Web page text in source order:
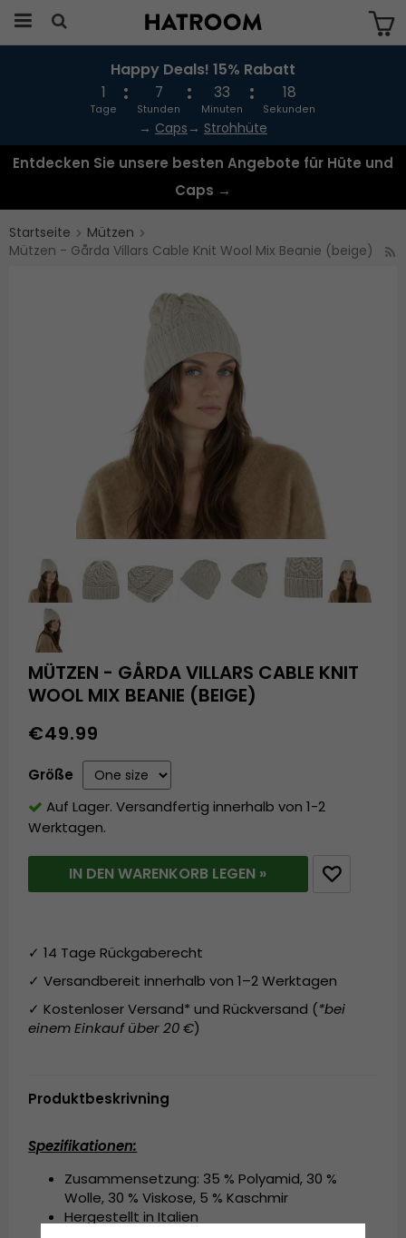
Das Produkt wurde in Ihren Warenkorb
gelegt
Happy Deals! 15% Rabatt
1
Tage
7
Stunden
33
Minuten
18
Sekunden
→ Caps → Strohhüte
Entdecken Sie unsere besten Angebote für Hüte und
Caps →
Startseite
Mützen
Mützen - Gårda Villars Cable Knit Wool Mix Beanie (beige)
MÜTZEN - GÅRDA VILLARS CABLE KNIT
WOOL MIX BEANIE (BEIGE)
€49.99
Größe
Auf Lager. Versandfertig innerhalb von 1-2
Werktagen.
IN DEN WARENKORB LEGEN »
✓ 14 Tage Rückgaberecht
✓ Versandbereit innerhalb von 1–2 Werktagen
✓ Kostenloser Versand* und Rückversand (*bei
einem Einkauf über 20 €)
Produktbeskrivning
Spezifikationen:
Zusammensetzung: 35 % Polyamid, 30 %
Wolle, 30 % Viskose, 5 % Kaschmir
Hergestellt in Italien